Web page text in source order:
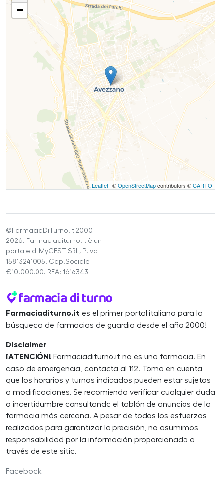
−
Leaflet | ©OpenStreetMapcontributors ©CARTO
©FarmaciaDiTurno.it 2000 -
2026. Farmaciaditurno.it è un
portale di MyGEST SRL, P.Iva
15813241005. Cap.Sociale
€10.000,00. REA: 1616343
Farmaciaditurno.it es el primer portal italiano para la
búsqueda de farmacias de guardia desde el año 2000!
Disclaimer
¡ATENCIÓN! Farmaciaditurno.it no es una farmacia. En
caso de emergencia, contacta al 112. Toma en cuenta
que los horarios y turnos indicados pueden estar sujetos
a modificaciones. Se recomienda verificar cualquier duda
o incertidumbre consultando el tablón de anuncios de la
farmacia más cercana. A pesar de todos los esfuerzos
realizados para garantizar la precisión, no asumimos
responsabilidad por la información proporcionada a
través de este sitio.
Facebook